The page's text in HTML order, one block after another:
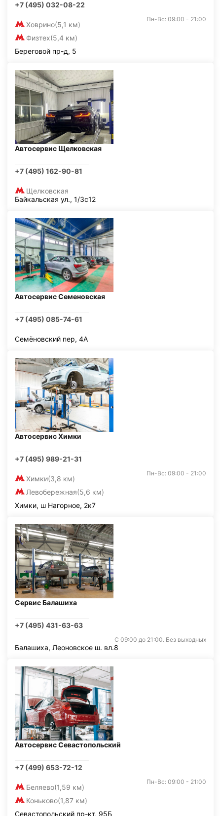
+7 (495) 032-08-22
Ховрино(5,1 км)
Физтех(5,4 км)
Пн-Вс: 09:00 - 21:00
Береговой пр-д, 5
Автосервис Щелковская
+7 (495) 162-90-81
Щелковская
Байкальская ул., 1/3с12
Автосервис Семеновская
+7 (495) 085-74-61
Семёновский пер, 4А
Автосервис Химки
+7 (495) 989-21-31
Химки(3,8 км)
Левобережная(5,6 км)
Пн-Вс: 09:00 - 21:00
Химки, ш Нагорное, 2к7
Сервис Балашиха
+7 (495) 431-63-63
С 09:00 до 21:00. Без выходных
Балашиха, Леоновское ш. вл.8
Автосервис Севастопольский
+7 (499) 653-72-12
Беляево(1,59 км)
Коньково(1,87 км)
Пн-Вс: 09:00 - 21:00
Севастопольский пр-кт, 95Б